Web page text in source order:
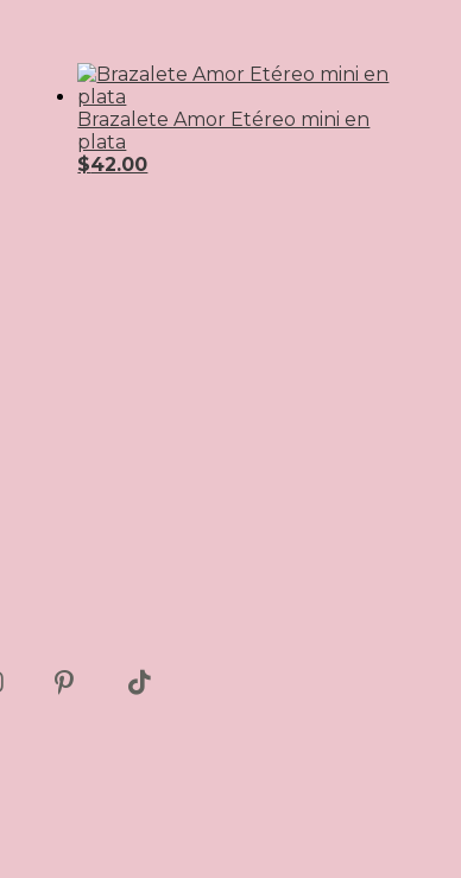
Brazalete Amor Etéreo mini en
plata
$42.00